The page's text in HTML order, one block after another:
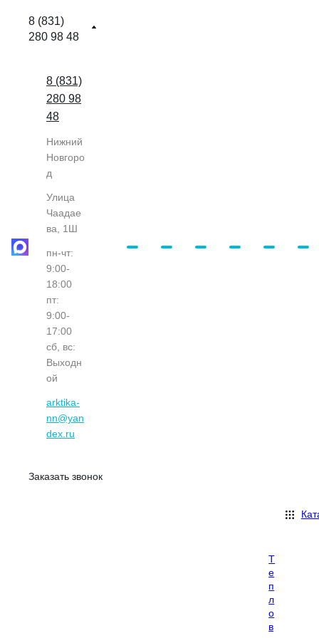
8 (831)
280 98 48
8 (831)
280 98
48
Нижний
Новгоро
д
Улица
Чаадае
ва, 1Ш
пн-чт:
9:00-
18:00
пт:
9:00-
17:00
сб, вс:
Выходн
ой
arktika-
nn@yan
dex.ru
Заказать звонок
Т
е
п
л
о
в